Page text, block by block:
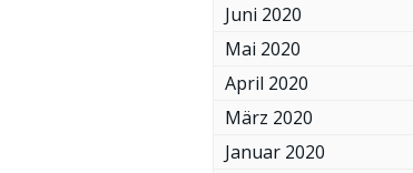
Juni 2020
Mai 2020
April 2020
März 2020
Januar 2020